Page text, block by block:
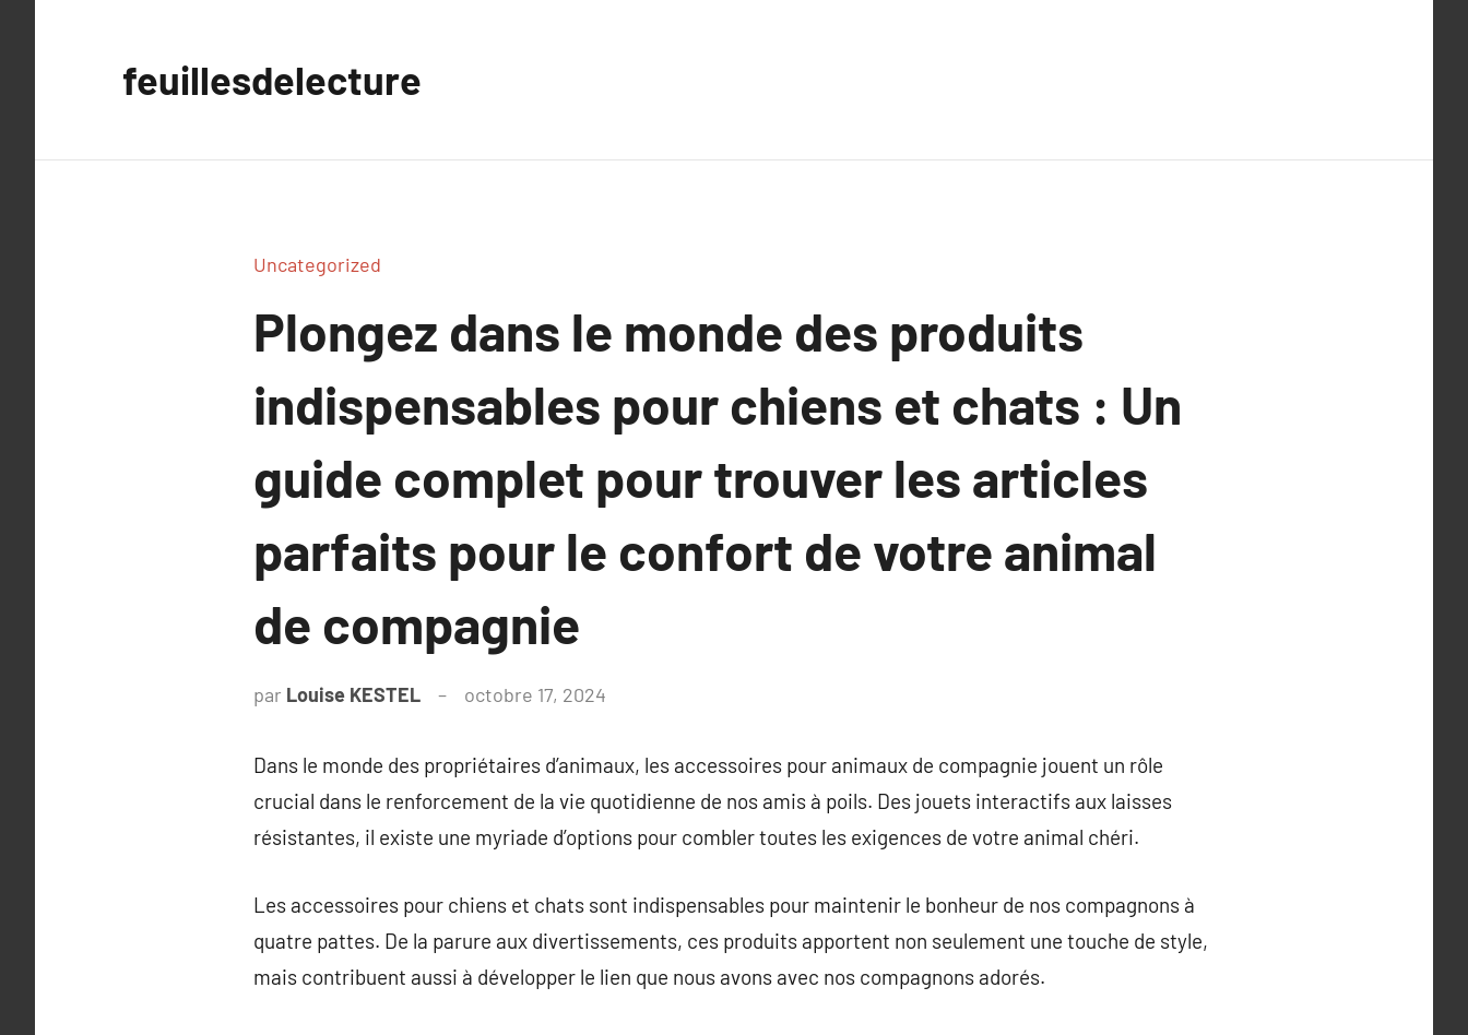
feuillesdelecture
Uncategorized
Plongez dans le monde des produits
indispensables pour chiens et chats : Un
guide complet pour trouver les articles
parfaits pour le confort de votre animal
de compagnie
par Louise KESTEL octobre 17, 2024
Dans le monde des propriétaires d’animaux, les accessoires pour animaux de compagnie jouent un rôle
crucial dans le renforcement de la vie quotidienne de nos amis à poils. Des jouets interactifs aux laisses
résistantes, il existe une myriade d’options pour combler toutes les exigences de votre animal chéri.
Les accessoires pour chiens et chats sont indispensables pour maintenir le bonheur de nos compagnons à
quatre pattes. De la parure aux divertissements, ces produits apportent non seulement une touche de style,
mais contribuent aussi à développer le lien que nous avons avec nos compagnons adorés.